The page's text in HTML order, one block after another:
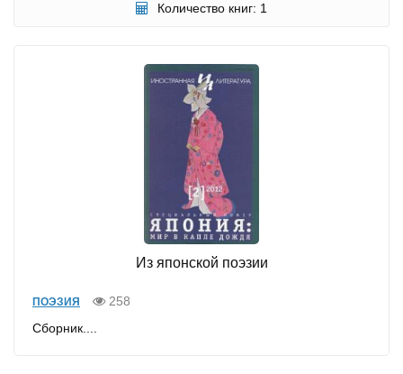
Количество книг: 1
Из японской поэзии
ПОЭЗИЯ
258
Сборник....